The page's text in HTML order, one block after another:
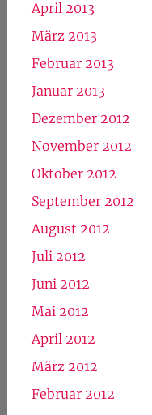
April 2013
März 2013
Februar 2013
Januar 2013
Dezember 2012
November 2012
Oktober 2012
September 2012
August 2012
Juli 2012
Juni 2012
Mai 2012
April 2012
März 2012
Februar 2012